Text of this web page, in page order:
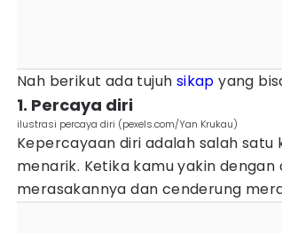
Nah berikut ada tujuh sikap yang
1. Percaya diri
ilustrasi percaya diri (pexels.com/Yan Krukau)
Kepercayaan diri adalah salah
menarik. Ketika kamu yakin
merasakannya dan cenderung